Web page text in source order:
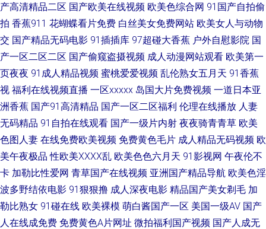
超碰色片 人人色人人乐人人 五月天成年网 欧美三极 黄色视频伊人网 国产99
页 97人人超碰 亚洲狠狠操网 日本变态视频 91发布页 51福利视频在线 午夜
福利宅女 欧美色图最新网址 黄色A级片五月天 超碰免费进入 91视频区 偷拍
97av 免费的肏屄网址 狠狠日天天 超碰91熟妇 在线免费毛片 五月天婷婷专区
7 欧美肥B 黄色小视频APP 成人超碰在线观看 91网页版色色 午夜免费在线观
看 欧美专区一 黄色午夜AV 97资超碰在线 91大神文轩 丝袜另类性爱AV 欧美
色网网址 韩国视频HDAV 超碰激情 91国在线视频 深夜福利视频网 女同视频
国内91视频 成人一级影片 91熟女丝袜资源 午夜精品久久99 日本A片在线看
产高清精品二区 国产欧美在线视频 欧美色综合网 91国产自拍偷
拍 香蕉911 花蝴蝶看片免费 白丝美女免费网站 欧美女人与动物
交 国产精品无码电影 91插插库 97超碰大香蕉 户外自慰影院 国
产一区二区二区 国产偷窥盗摄视频 成人动漫网站观看 欧美第一
页夜夜 91成人精品视频 蜜桃爱爱视频 乱伦熟女五月天 91香蕉
视 福利在线视频直播 一区xxxxx 岛国大片免费视频 一道日本亚
洲香蕉 国产91高清精品 国产一区二区福利 伦理在线播放 人妻
无码精品 91自拍在线观看 国产一级片内射 夜夜骑青青草 欧美
色图人妻 在线免费欧美视频 免费黄色毛片 成人精品无码视频 欧
美午夜极品 性欧美ⅩⅩⅩⅩ乱 欧美色色六月天 91影视网 午夜伦不
卡 加勒比性爱网 青草国产在线视频 亚洲国产精品导航 欧美色淫
波多野结依电影 91狠狠撸 成人深夜电影 精品国产美女剃毛 加
勒比熟女 91碰在线 欧美裸模 萌白酱国产一区 美国一级AV 国产
人在线成免费 免费黄色A片网址 微拍福利国产视频 国产人成无